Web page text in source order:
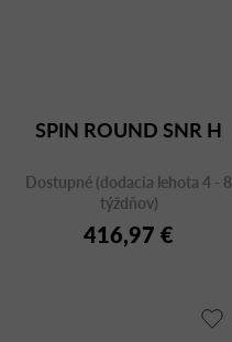
SPIN ROUND SNR H
Dostupné (dodacia lehota 4 - 8
týždňov)
416,97 €